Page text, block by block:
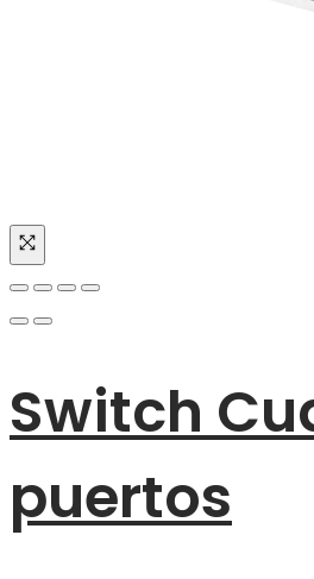
Switch
puertos